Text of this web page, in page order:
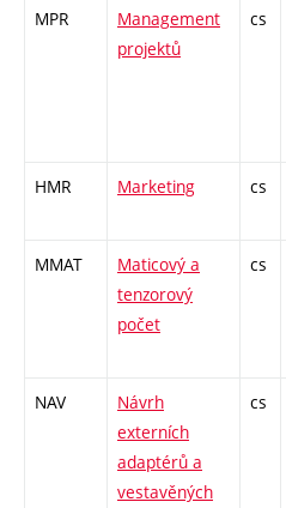
MPR
Management
projektů
cs
HMR Marketing cs
MMAT
Maticový a
tenzorový
počet
cs
NAV
Návrh
externích
adaptérů a
vestavěných
cs